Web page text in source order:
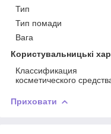
Тип
Тип помади
Вага
Користувальницькі
Классификация
косметического
Приховати